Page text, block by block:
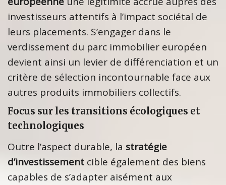
investisseurs attentifs à l’impact sociétal de
leurs placements. S’engager dans le
verdissement du parc immobilier européen
devient ainsi un levier de différenciation et un
critère de sélection incontournable face aux
autres produits immobiliers collectifs.
Focus sur les transitions écologiques et
technologiques
Outre l’aspect durable, la stratégie
d’investissement cible également des biens
capables de s’adapter aisément aux